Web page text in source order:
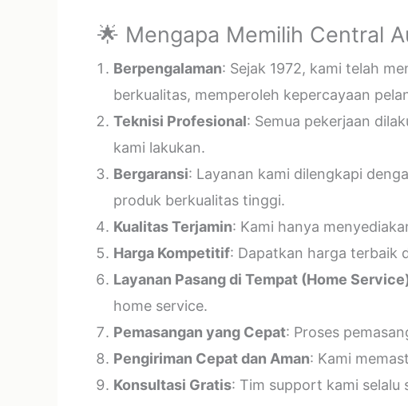
🌟 Mengapa Memilih Central
Berpengalaman: Sejak 1972, kami telah
berkualitas, memperoleh kepercayaan
Teknisi Profesional: Semua pekerjaan
kami lakukan.
Bergaransi: Layanan kami dilengkapi
produk berkualitas tinggi.
Kualitas Terjamin: Kami hanya
Harga Kompetitif: Dapatkan harga terbaik
Layanan Pasang di Tempat (Home
home service.
Pemasangan yang Cepat: Proses
Pengiriman Cepat dan Aman: Kami
Konsultasi Gratis: Tim support kami selalu